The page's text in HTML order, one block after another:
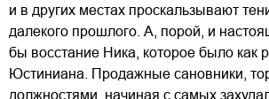
и в других местах проскальзывают
далекого прошлого. А, порой, и
бы восстание Ника, которое было как
Юстиниана. Продажные сановники,
должностями, начиная с самых